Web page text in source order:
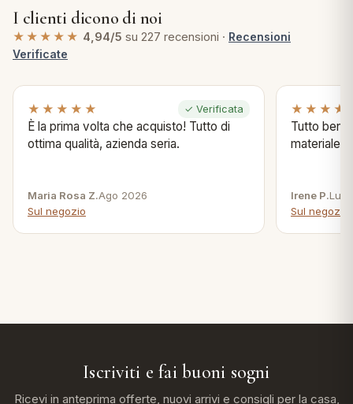
I clienti dicono di noi
★★★★★ 4,94/5 su 227 recensioni · Recensioni
Verificate
★★★★★ ✓ Verificata
È la prima volta che acquisto! Tutto di
ottima qualità, azienda seria.
Maria Rosa Z.Ago 2026
Sul negozio
Tutto bene
materiale .
Irene P.Lug
Sul negozio
Iscriviti e fai buoni sogni
Ricevi in anteprima offerte, nuovi arrivi e consigli per la casa,